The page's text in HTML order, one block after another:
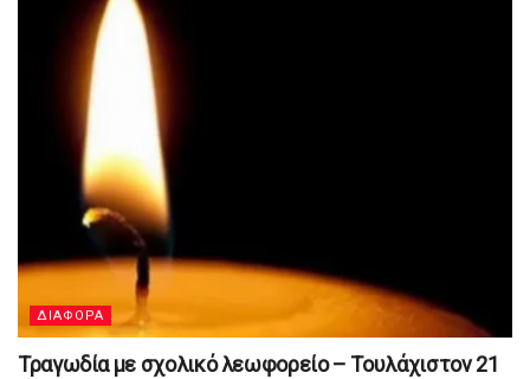
ΔΙΑΦΟΡΑ
Τραγωδία με σχολικό λεωφορείο – Τουλάχιστον 21